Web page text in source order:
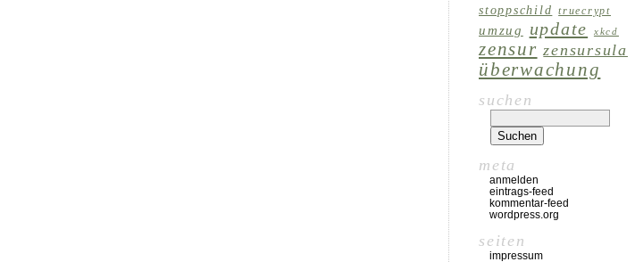
stoppschild truecrypt
umzug update xkcd
zensur zensursula
überwachung
suchen
meta
anmelden
eintrags-feed
kommentar-feed
wordpress.org
seiten
impressum